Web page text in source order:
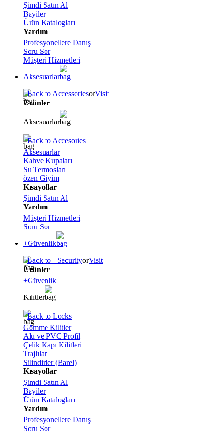
Şimdi Satın Al
Bayiler
Ürün Katalogları
Yardım
Profesyonellere Danış
Soru Sor
Müşteri Hizmetleri
Aksesuarlar
Back to AccessoriesorVisit
Ürünler
Aksesuarlar
Back to Accesories
Aksesuarlar
Kahve Kupaları
Su Termosları
özen Giyim
Kısayollar
Şimdi Satın Al
Yardım
Müşteri Hizmetleri
Soru Sor
+Güvenlik
Back to +SecurityorVisit
Ürünler
+Güvenlik
Kilitler
Back to Locks
Gömme Kilitler
Alu ve PVC Profil
Çelik Kapı Kilitleri
Trajlılar
Silindirler (Barel)
Kısayollar
Şimdi Satın Al
Bayiler
Ürün Katalogları
Yardım
Profesyonellere Danış
Soru Sor